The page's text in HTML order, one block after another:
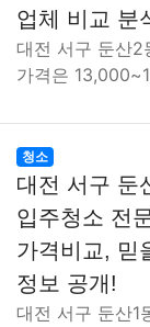
업체 비교 분
대전 서구 둔산2
가격은
청소
대전 서구 둔
입주청소 전
가격비교, 믿
정보 공개!
대전 서구 둔산1